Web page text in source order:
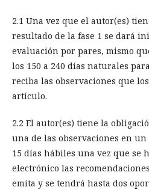
2.1 Una vez que el autor(es)
resultado de la fase 1 se dará
evaluación por pares, mismo
los 150 a 240 días naturales
reciba las observaciones que
artículo.
2.2 El autor(es) tiene la
una de las observaciones en
15 días hábiles una vez que se
electrónico las
emita y se tendrá hasta dos